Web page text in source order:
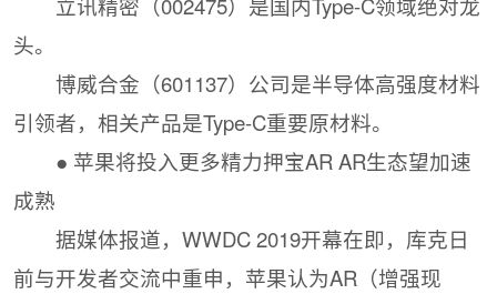
头。
博威合金（601137）公司是半导体高强度材料
引领者，相关产品是Type-C重要原材料。
● 苹果将投入更多精力押宝AR AR生态望加速
成熟
据媒体报道，WWDC 2019开幕在即，库克日
前与开发者交流中重申，苹果认为AR（增强现